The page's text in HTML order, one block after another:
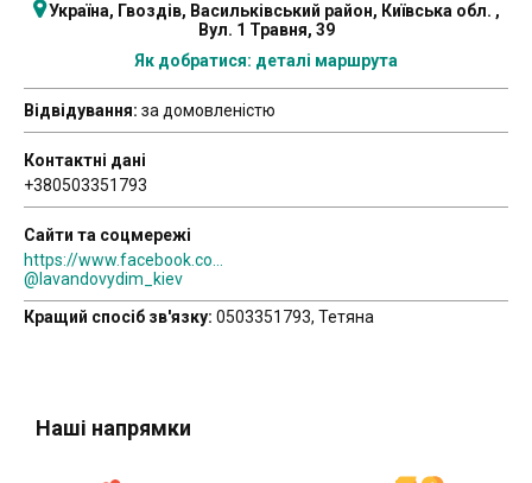
Україна, Гвоздів, Васильківський район, Київська обл. ,
Вул. 1 Травня, 39
Як добратися: деталі маршрута
Відвідування: за домовленістю
Контактні дані
+380503351793
Сайти та соцмережі
@lavandovydim_kiev
Кращий спосіб зв'язку: 0503351793, Тетяна
Наші напрямки